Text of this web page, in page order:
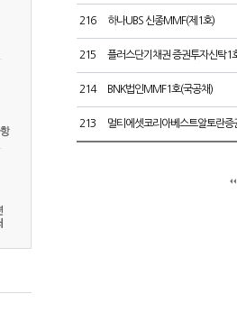
216 하나UBS 신종MMF(제1호)
215 플러스단기채권 증권투자신탁1
214 BNK법인MMF1호(국공채)
213 멀티에셋코리아베스트알토란